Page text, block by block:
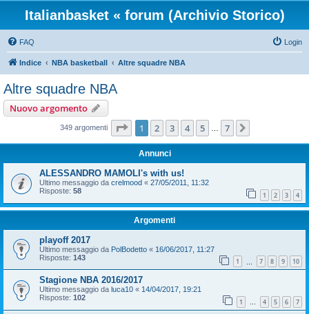
Italianbasket « forum (Archivio Storico)
FAQ Login
Indice NBA basketball Altre squadre NBA
Altre squadre NBA
Nuovo argomento
349 argomenti Pagina di
1 2 3 4 5 7
Annunci
ALESSANDRO MAMOLI's with us!
Ultimo messaggio da crelmood « 27/05/2011, 11:32
Risposte: 58 1 2 3 4
Argomenti
playoff 2017
Ultimo messaggio da PolBodetto « 16/06/2017, 11:27
Risposte: 143 1 7 8 9 10
Stagione NBA 2016/2017
Ultimo messaggio da luca10 « 14/04/2017, 19:21
Risposte: 102 1 … 4 5 6 7